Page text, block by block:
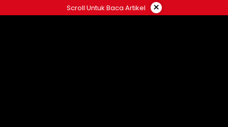
ke
Scroll Untuk Baca Artikel ×